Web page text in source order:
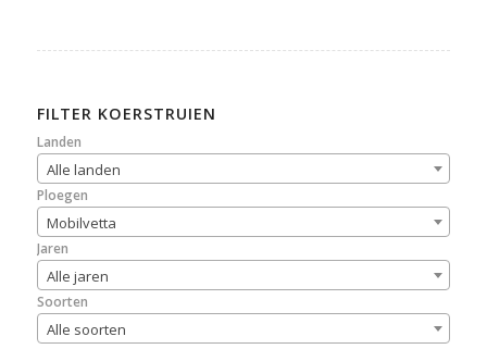
FILTER KOERSTRUIEN
Landen
Alle landen
Ploegen
Mobilvetta
Jaren
Alle jaren
Soorten
Alle soorten